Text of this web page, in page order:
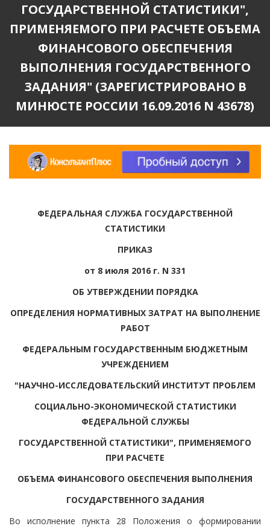
ГОСУДАРСТВЕННОЙ СТАТИСТИКИ",
ПРИМЕНЯЕМОГО ПРИ РАСЧЕТЕ ОБЪЕМА
ФИНАНСОВОГО ОБЕСПЕЧЕНИЯ
ВЫПОЛНЕНИЯ ГОСУДАРСТВЕННОГО
ЗАДАНИЯ" (ЗАРЕГИСТРИРОВАНО В
МИНЮСТЕ РОССИИ 16.09.2016 N 43678)
ФЕДЕРАЛЬНАЯ СЛУЖБА ГОСУДАРСТВЕННОЙ
СТАТИСТИКИ
ПРИКАЗ
от 8 июля 2016 г. N 331
ОБ УТВЕРЖДЕНИИ ПОРЯДКА
ОПРЕДЕЛЕНИЯ НОРМАТИВНЫХ ЗАТРАТ НА ВЫПОЛНЕНИЕ
РАБОТ
ФЕДЕРАЛЬНЫМ ГОСУДАРСТВЕННЫМ БЮДЖЕТНЫМ
УЧРЕЖДЕНИЕМ
"НАУЧНО-ИССЛЕДОВАТЕЛЬСКИЙ ИНСТИТУТ ПРОБЛЕМ
СОЦИАЛЬНО-ЭКОНОМИЧЕСКОЙ СТАТИСТИКИ
ФЕДЕРАЛЬНОЙ СЛУЖБЫ
ГОСУДАРСТВЕННОЙ СТАТИСТИКИ", ПРИМЕНЯЕМОГО
ПРИ РАСЧЕТЕ
ОБЪЕМА ФИНАНСОВОГО ОБЕСПЕЧЕНИЯ ВЫПОЛНЕНИЯ
ГОСУДАРСТВЕННОГО ЗАДАНИЯ
Во исполнение пункта 28 Положения о формировании